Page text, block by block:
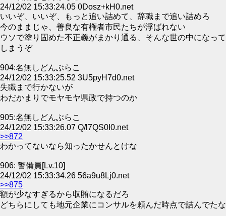
24/12/02 15:33:24.05 0Dosz+kH0.net
いいぞ、いいぞ、もっと追い詰めて、辞職まで追い詰めろ
今のままじゃ、善良な有権者市民たちが浮ばれない
ウソで塗り固めた不正義がまかり通る、そんな世の中になって
しまうぞ
904:名無しどんぶらこ
24/12/02 15:33:25.52 3U5pyH7d0.net
失職まで行かないが
わだかまりでモヤモヤ県政で持つのか
905:名無しどんぶらこ
24/12/02 15:33:26.07 Q/l7QS0I0.net
>>872
わかってないなら知ったかせんとけな
906: 警備員[Lv.10]
24/12/02 15:33:34.26 56a9u8Lj0.net
>>875
額が少なすぎるから収賄になるだろ
どちらにしても地元企業にコンサルを頼んだ時点で詰んでたな